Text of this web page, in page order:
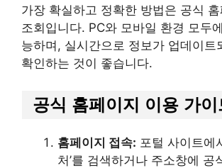
가장 확실하고 정확한 방법은 공식
조회입니다. PC와 모바일 환경 모두
능하며, 실시간으로 정보가 업데이트
확인하는 것이 좋습니다.
공식 홈페이지 이용 가이
홈페이지 접속: 포털 사이트에
처’를 검색하거나 주소창에 공